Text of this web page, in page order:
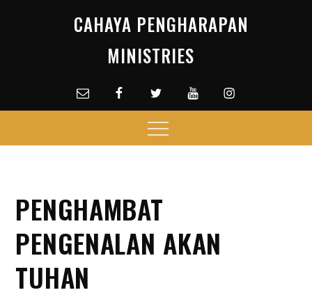
CAHAYA PENGHARAPAN
MINISTRIES
Email facebookTwitterYoutubeInstagram
Menu
PENGHAMBAT
PENGENALAN AKAN
TUHAN